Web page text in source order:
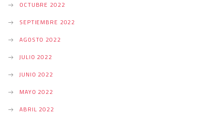
OCTUBRE 2022
SEPTIEMBRE 2022
AGOSTO 2022
JULIO 2022
JUNIO 2022
MAYO 2022
ABRIL 2022